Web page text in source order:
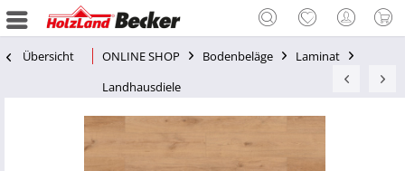
Übersicht ONLINE SHOP Bodenbeläge
Laminat
Landhausdiele